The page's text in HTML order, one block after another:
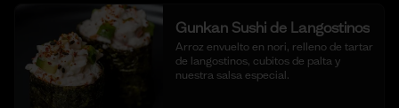
Gunkan Sushi de Langostinos
Arroz envuelto en nori, relleno de tartar
de langostinos, cubitos de palta y
nuestra salsa especial.